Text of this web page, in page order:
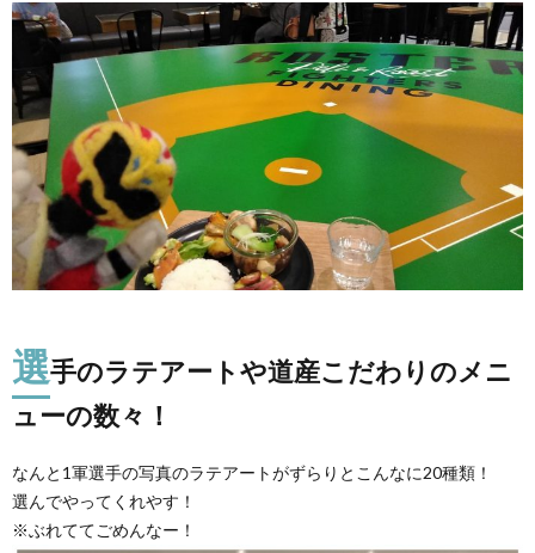
選手のラテアートや道産こだわりのメニ
ューの数々！
なんと1軍選手の写真のラテアートがずらりとこんなに20種類！
選んでやってくれやす！
※ぶれててごめんなー！